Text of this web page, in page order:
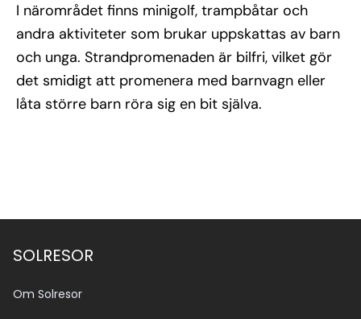
I närområdet finns minigolf, trampbåtar och
andra aktiviteter som brukar uppskattas av barn
och unga. Strandpromenaden är bilfri, vilket gör
det smidigt att promenera med barnvagn eller
låta större barn röra sig en bit själva.
SOLRESOR
Om Solresor